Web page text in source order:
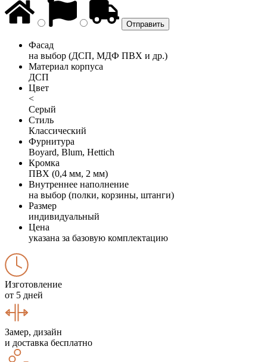
Фасад
на выбор (ДСП, МДФ ПВХ и др.)
Материал корпуса
ДСП
Цвет
<
Серый
Стиль
Классический
Фурнитура
Boyard, Blum, Hettich
Кромка
ПВХ (0,4 мм, 2 мм)
Внутреннее наполнение
на выбор (полки, корзины, штанги)
Размер
индивидуальный
Цена
указана за базовую комплектацию
Изготовление
от 5 дней
Замер, дизайн
и доставка бесплатно